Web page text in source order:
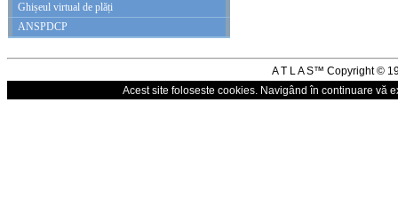
Ghișeul virtual de plăți
ANSPDCP
A T L A S™ Copyright ©
Acest site foloseste cookies. Navigând în continuare vă